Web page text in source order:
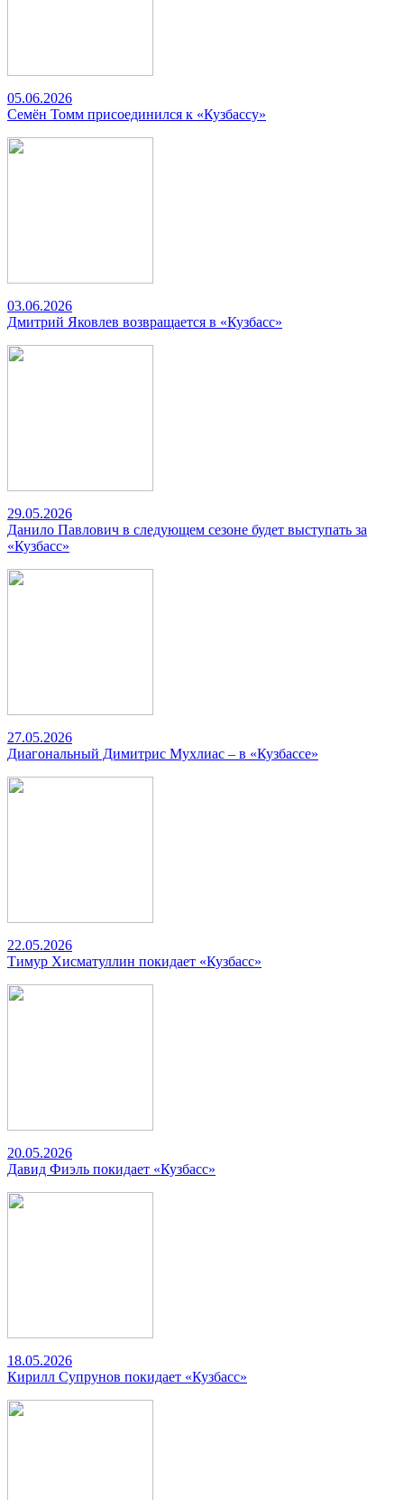
05.06.2026
Семён Томм присоединился к «Кузбассу»
03.06.2026
Дмитрий Яковлев возвращается в «Кузбасс»
29.05.2026
Данило Павлович в следующем сезоне будет выступать за
«Кузбасс»
27.05.2026
Диагональный Димитрис Мухлиас – в «Кузбассе»
22.05.2026
Тимур Хисматуллин покидает «Кузбасс»
20.05.2026
Давид Фиэль покидает «Кузбасс»
18.05.2026
Кирилл Супрунов покидает «Кузбасс»